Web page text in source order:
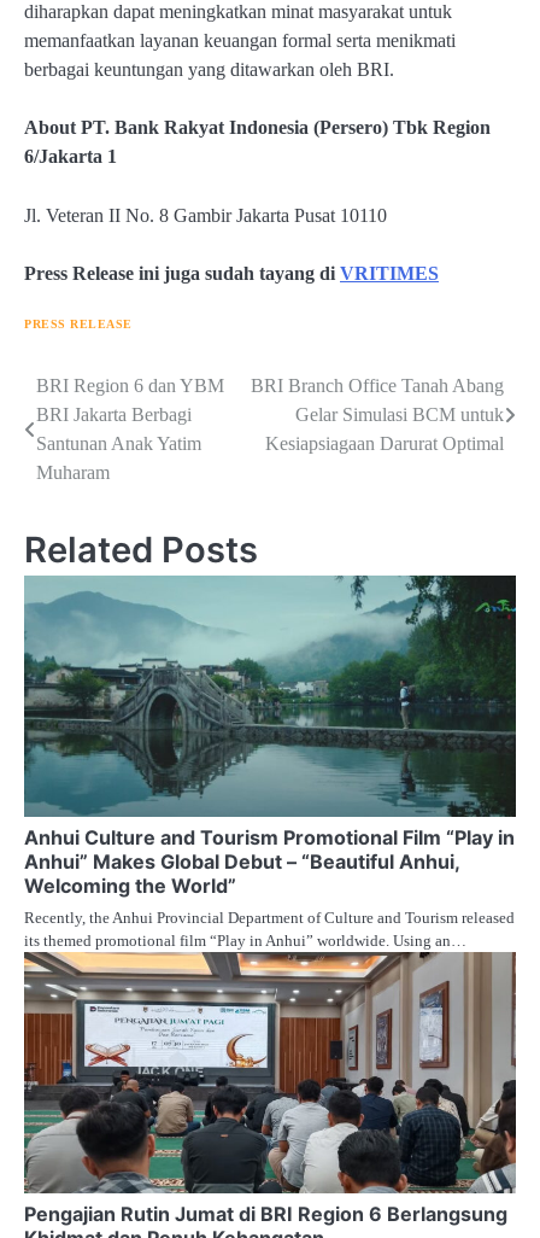
diharapkan dapat meningkatkan minat masyarakat untuk
memanfaatkan layanan keuangan formal serta menikmati
berbagai keuntungan yang ditawarkan oleh BRI.
About PT. Bank Rakyat Indonesia (Persero) Tbk Region
6/Jakarta 1
Jl. Veteran II No. 8 Gambir Jakarta Pusat 10110
Press Release ini juga sudah tayang di VRITIMES
PRESS RELEASE
Navigasi
pos
BRI Region 6 dan YBM
BRI Jakarta Berbagi
Santunan Anak Yatim
Muharam
BRI Branch Office Tanah Abang
Gelar Simulasi BCM untuk
Kesiapsiagaan Darurat Optimal
Related Posts
Anhui Culture and Tourism Promotional Film “Play in
Anhui” Makes Global Debut – “Beautiful Anhui,
Welcoming the World”
Recently, the Anhui Provincial Department of Culture and Tourism released
its themed promotional film “Play in Anhui” worldwide. Using an…
Pengajian Rutin Jumat di BRI Region 6 Berlangsung